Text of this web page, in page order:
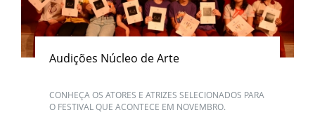
Audições Núcleo de Arte
CONHEÇA OS ATORES E ATRIZES SELECIONADOS PARA
O FESTIVAL QUE ACONTECE EM NOVEMBRO.